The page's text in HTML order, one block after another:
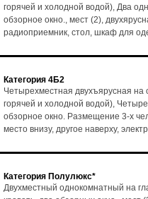
горячей и холодной водой), Два
обзорное окно., мест (2),
радиоприемник, стол, шкаф для
Категория 4Б2
Четырехместная двухъярусная на
горячей и холодной водой),
обзорное окно. Размещение 3-х
место внизу, другое наверху,
Категория Полулюкс*
Двухместный однокомнатный на